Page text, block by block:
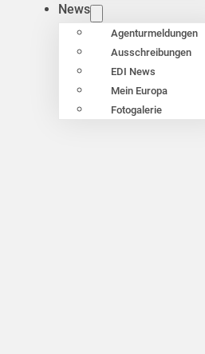
News
Agenturmeldungen
Ausschreibungen
EDI News
Mein Europa
Fotogalerie